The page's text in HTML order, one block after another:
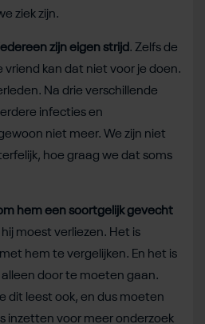
ziek zijn.
zijn eigen strijd. Zelfs de
kan dat niet voor je doen.
Na drie verschillende
infecties en
niet meer. We zijn niet
hoe graag we dat soms
hem een soortgelijk gevecht
moest verliezen. Het is
hem te vergelijken. En het is
door te moeten gaan.
dit leest ook, en dus moeten
inzetten voor meer onderzoek